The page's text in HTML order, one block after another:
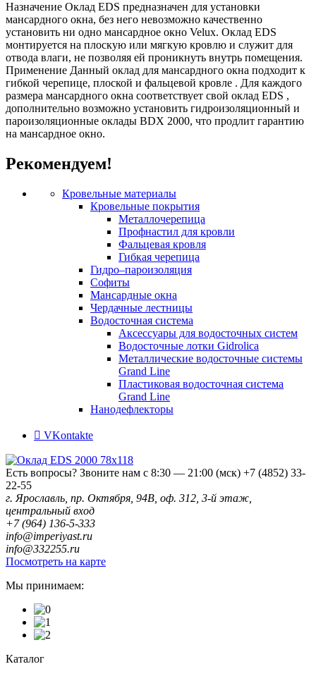
Назначение Оклад EDS предназначен для установки
мансардного окна, без него невозможно качественно
установить ни одно мансардное окно Velux. Оклад EDS
монтируется на плоскую или мягкую кровлю и служит для
отвода влаги, не позволяя ей проникнуть внутрь помещения.
Применение Данный оклад для мансардного окна подходит к
гибкой черепице, плоской и фальцевой кровле . Для каждого
размера мансардного окна соответствует свой оклад EDS ,
дополнительно возможно установить гидроизоляционный и
пароизоляционные оклады BDX 2000, что продлит гарантию
на мансардное окно.
Рекомендуем!
Кровельные материалы
Кровельные покрытия
Металлочерепица
Профнастил для кровли
Фальцевая кровля
Гибкая черепица
Гидро–пароизоляция
Софиты
Мансардные окна
Чердачные лестницы
Водосточная система
Аксессуары для водосточных систем
Водосточные лотки Gidrolica
Металлические водосточные системы
Grand Line
Пластиковая водосточная система
Grand Line
Нанодефлекторы
VKontakte
Есть вопросы? Звоните нам с 8:30 — 21:00 (мск) +7 (4852) 33-
22-55
г. Ярославль, пр. Октября, 94В, оф. 312, 3-й этаж,
центральный вход
+7 (964) 136-5-333
info@imperiyast.ru
info@332255.ru
Посмотреть на карте
Мы принимаем:
Каталог